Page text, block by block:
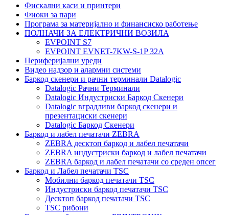
Фискални каси и принтери
Фиоки за пари
Програма за материјално и финансиско работење
ПОЛНАЧИ ЗА ЕЛЕКТРИЧНИ ВОЗИЛА
EVPOINT S7
EVPOINT EVNET-7KW-S-1P 32A
Периферијални уреди
Видео надзор и алармни системи
Баркод скенери и рачни терминали Datalogic
Datalogic Рачни Терминали
Datalogic Индустриски Баркод Скенери
Datalogic вградливи баркод скенери и
презентациски скенери
Datalogic Баркод Скенери
Баркод и лабел печатачи ZEBRA
ZEBRA десктоп баркод и лабел печатачи
ZEBRA индустриски баркод и лабел печатачи
ZEBRA баркод и лабел печатачи со среден опсег
Баркод и Лабел печатачи TSC
Мобилни баркод печатачи TSC
Индустриски баркод печатачи TSC
Десктоп баркод печатачи TSC
TSC рибони